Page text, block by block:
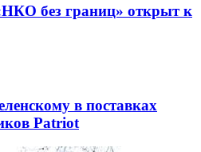
без границ» открыт к
в поставках
Patriot